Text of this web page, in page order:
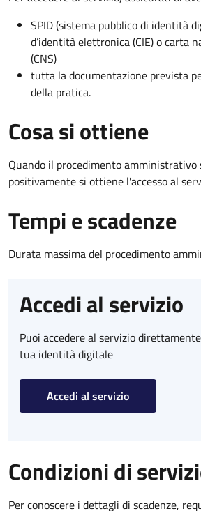
SPID (sistema pubblico di identità
d’identità elettronica (CIE) o carta
(CNS)
tutta la documentazione prevista
della pratica.
Cosa si ottiene
Quando il procedimento amministrativo
positivamente si ottiene l'accesso al
Tempi e scadenze
Durata massima del procedimento
Accedi al servizio
Puoi accedere al servizio
tua identità digitale
Accedi al servizio
Condizioni di
Per conoscere i dettagli di scadenze,